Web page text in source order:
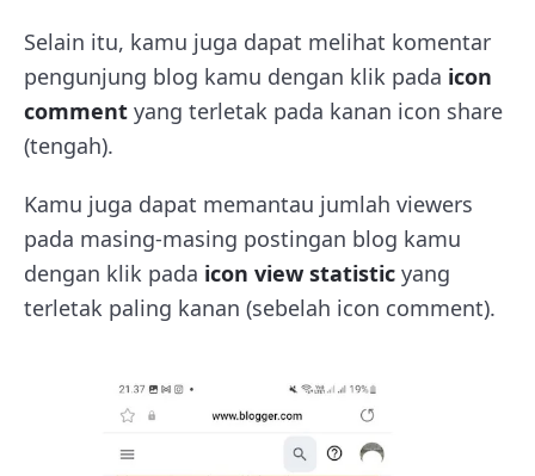
Selain itu, kamu juga dapat melihat komentar
pengunjung blog kamu dengan klik pada icon
comment yang terletak pada kanan icon share
(tengah).
Kamu juga dapat memantau jumlah viewers
pada masing-masing postingan blog kamu
dengan klik pada icon view statistic yang
terletak paling kanan (sebelah icon comment).